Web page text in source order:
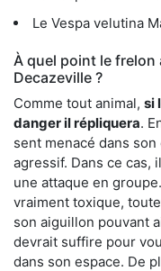
Le Vespa velutina
À quel point le
Decazeville ?
Comme tout animal, si
danger il répliquera.
sent menacé dans
agressif. Dans ce cas,
une attaque en
vraiment toxique,
son aiguillon pouvant
devrait suffire pour
dans son espace. De